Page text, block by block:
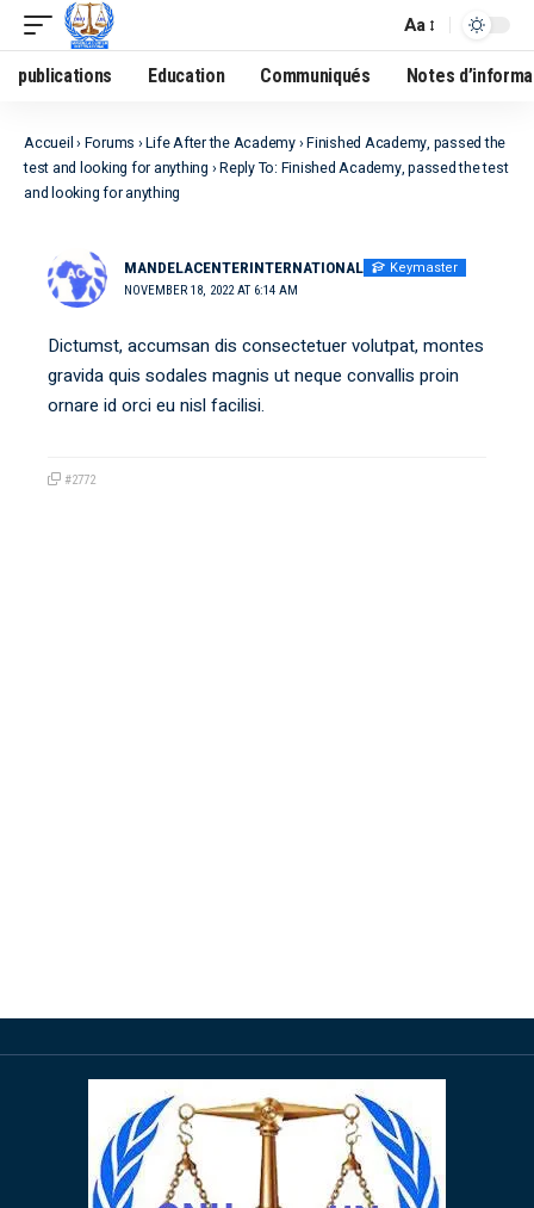
Aa
publications Education Communiqués Notes
Accueil› Forums ›Life After the Academy›Finished Academy, passed the
test and looking for anything ›Reply To: Finished Academy, passed the test
and looking for anything
MANDELACENTERINTERNATIONAL Keymaster
NOVEMBER 18, 2022 AT 6:14 AM
Dictumst, accumsan dis consectetuer volutpat, montes
gravida quis sodales magnis ut neque convallis proin
ornare id orci eu nisl facilisi.
#2772